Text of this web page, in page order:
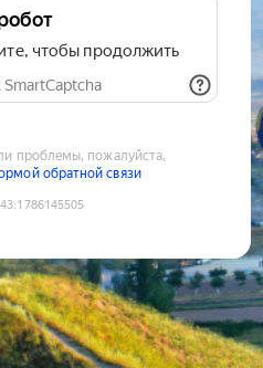
робот
чтобы продолжить
SmartCaptcha
проблемы, пожалуйста,
обратной связи
:1786145505